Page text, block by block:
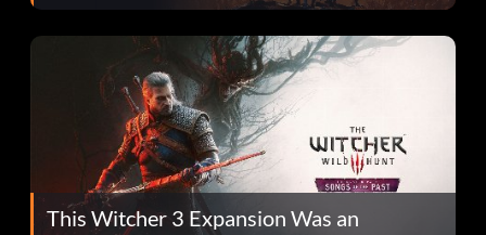
This Witcher 3 Expansion Was an